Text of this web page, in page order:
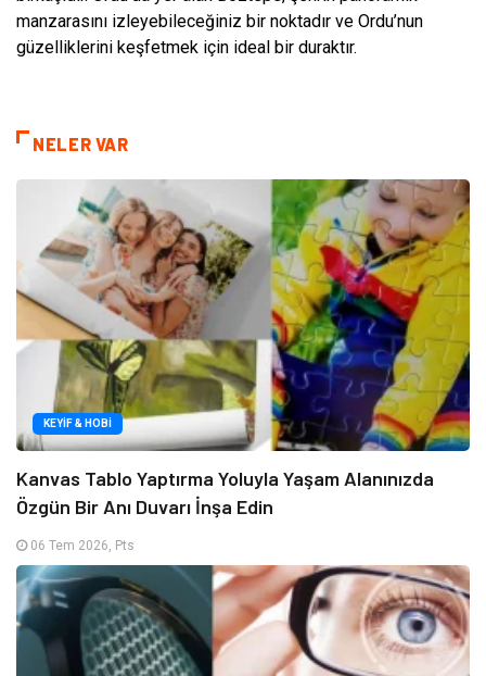
manzarasını izleyebileceğiniz bir noktadır ve Ordu’nun
güzelliklerini keşfetmek için ideal bir duraktır.
NELER VAR
KEYIF & HOBI
Kanvas Tablo Yaptırma Yoluyla Yaşam Alanınızda
Özgün Bir Anı Duvarı İnşa Edin
06 Tem 2026, Pts